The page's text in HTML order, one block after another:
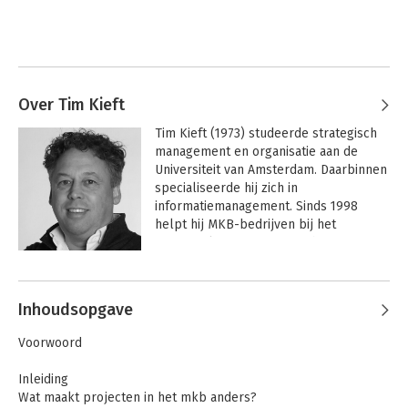
Over Tim Kieft
Tim Kieft (1973) studeerde strategisch
management en organisatie aan de
Universiteit van Amsterdam. Daarbinnen
specialiseerde hij zich in
informatiemanagement. Sinds 1998
helpt hij MKB-bedrijven bij het
cloud computing. Naast ondernemer en
Andere boeken door Tim Kieft
Inhoudsopgave
Voorwoord
Inleiding
Wat maakt projecten in het mkb anders?